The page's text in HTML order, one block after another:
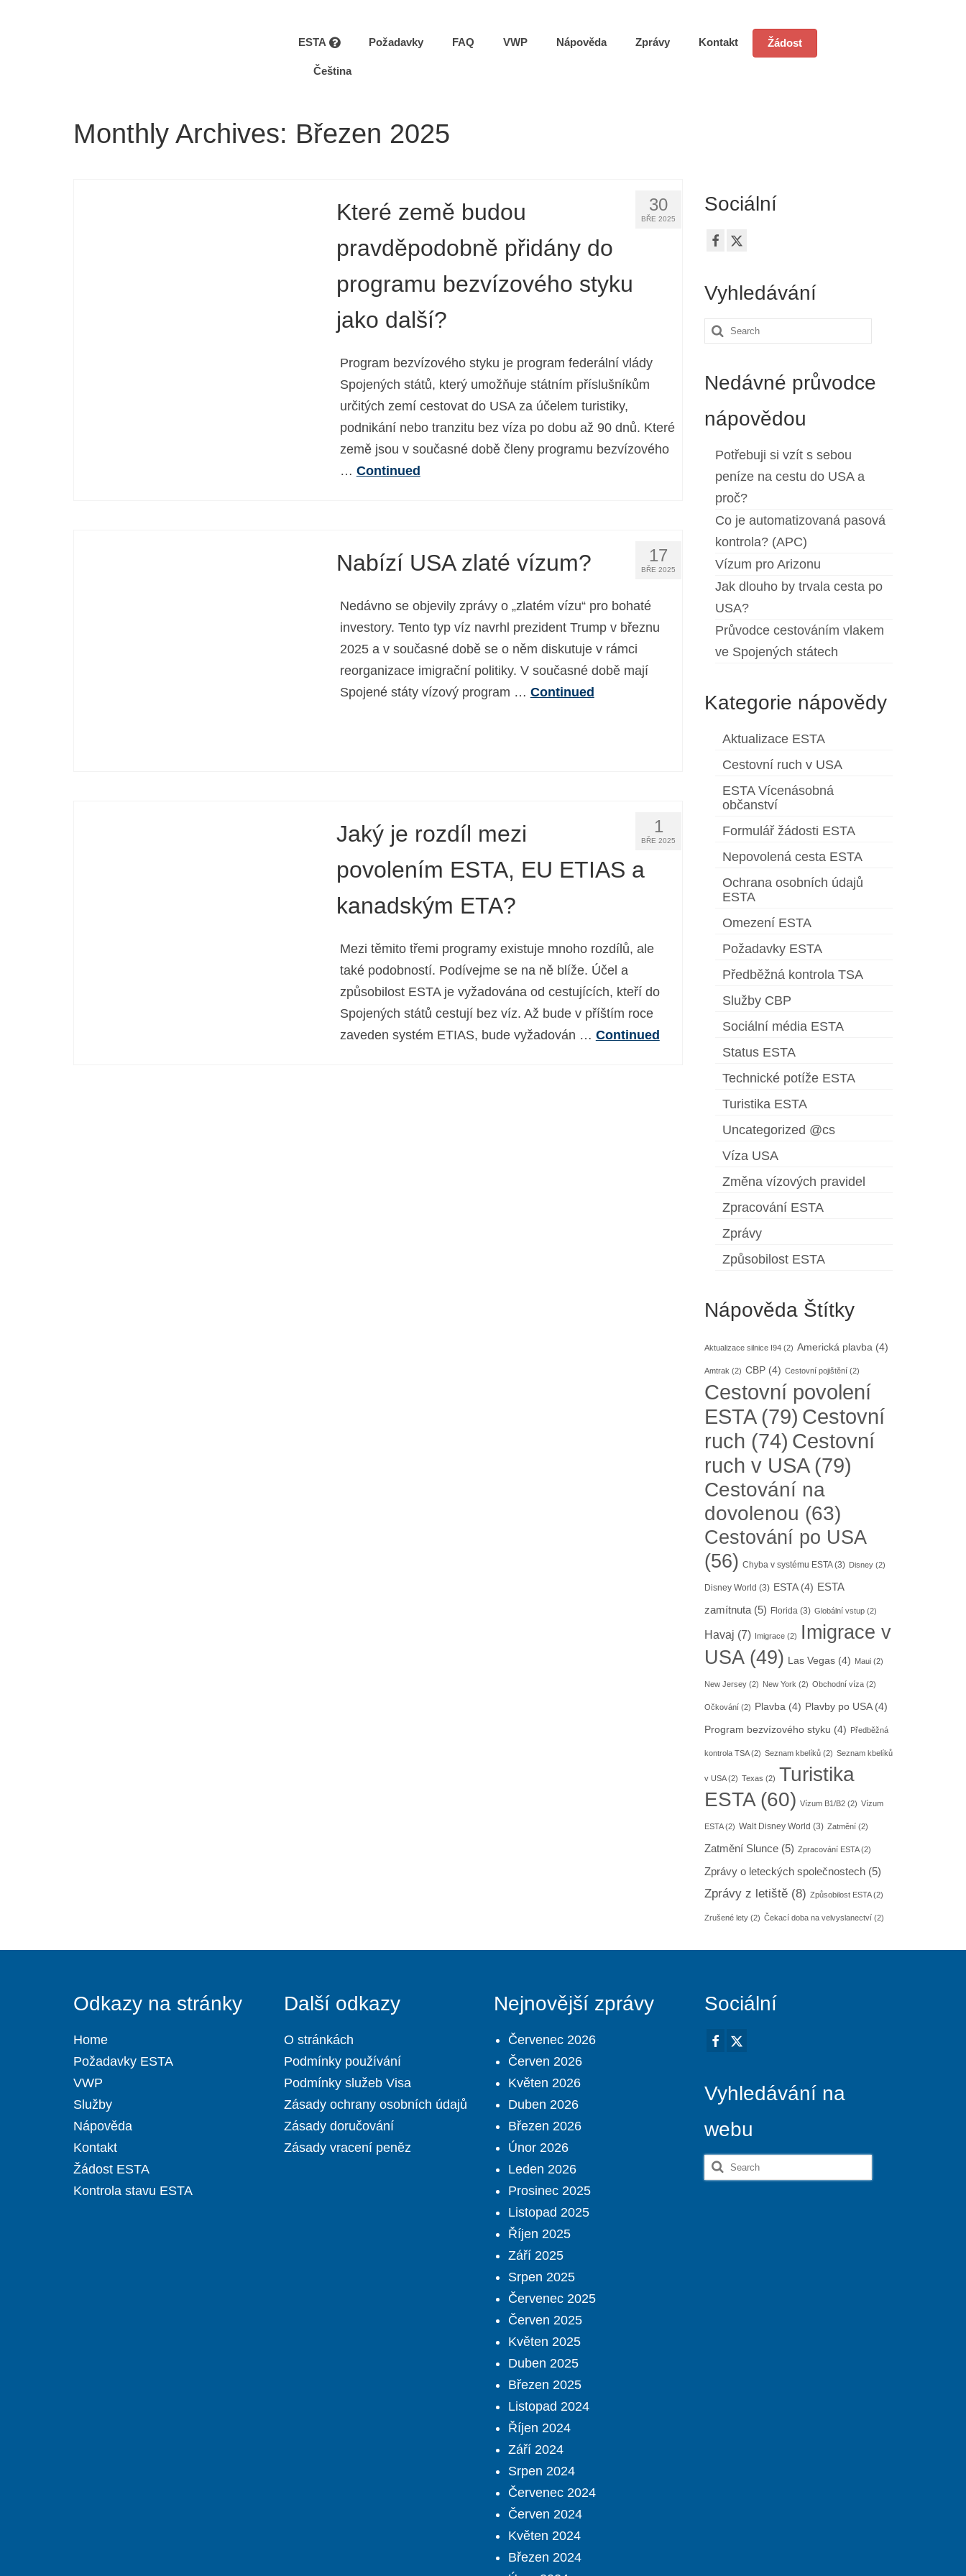
ESTA Požadavky FAQ VWP Nápověda Zprávy Kontakt Žádost
Čeština
Monthly Archives: Březen 2025
30
BŘE 2025
Které země budou
pravděpodobně přidány do
programu bezvízového styku
jako další?
Program bezvízového styku je program federální vlády
Spojených států, který umožňuje státním příslušníkům
určitých zemí cestovat do USA za účelem turistiky,
podnikání nebo tranzitu bez víza po dobu až 90 dnů. Které
země jsou v současné době členy programu bezvízového
… Continued
17
BŘE 2025
Nabízí USA zlaté vízum?
Nedávno se objevily zprávy o „zlatém vízu“ pro bohaté
investory. Tento typ víz navrhl prezident Trump v březnu
2025 a v současné době se o něm diskutuje v rámci
reorganizace imigrační politiky. V současné době mají
Spojené státy vízový program … Continued
1
BŘE 2025
Jaký je rozdíl mezi
povolením ESTA, EU ETIAS a
kanadským ETA?
Mezi těmito třemi programy existuje mnoho rozdílů, ale
také podobností. Podívejme se na ně blíže. Účel a
způsobilost ESTA je vyžadována od cestujících, kteří do
Spojených států cestují bez víz. Až bude v příštím roce
zaveden systém ETIAS, bude vyžadován … Continued
Sociální
Vyhledávání
Search
Nedávné průvodce
nápovědou
Potřebuji si vzít s sebou
peníze na cestu do USA a
proč?
Co je automatizovaná pasová
kontrola? (APC)
Vízum pro Arizonu
Jak dlouho by trvala cesta po
USA?
Průvodce cestováním vlakem
ve Spojených státech
Kategorie nápovědy
Aktualizace ESTA
Cestovní ruch v USA
ESTA Vícenásobná
občanství
Formulář žádosti ESTA
Nepovolená cesta ESTA
Ochrana osobních údajů
ESTA
Omezení ESTA
Požadavky ESTA
Předběžná kontrola TSA
Služby CBP
Sociální média ESTA
Status ESTA
Technické potíže ESTA
Turistika ESTA
Uncategorized @cs
Víza USA
Změna vízových pravidel
Zpracování ESTA
Zprávy
Způsobilost ESTA
Nápověda Štítky
Aktualizace silnice I94(2) Americká plavba(4)
Amtrak (2) CBP(4) Cestovní pojištění (2)
Cestovní povolení
ESTA(79) Cestovní
ruch (74) Cestovní
ruch v USA(79)
Cestování na
dovolenou (63)
Cestování po USA
(56) Chyba v systému ESTA(3) Disney(2)
Disney World (3) ESTA(4) ESTA
zamítnuta(5) Florida(3) Globální vstup(2)
Havaj (7) Imigrace(2)
Imigrace v
USA(49) Las Vegas(4) Maui(2)
New Jersey(2) New York (2) Obchodní víza(2)
Očkování (2) Plavba(4) Plavby po USA(4)
Program bezvízového styku (4) Předběžná
kontrola TSA(2) Seznam kbelíků(2) Seznam kbelíků
v USA(2) Texas (2) Turistika
ESTA(60) Vízum B1/B2(2) Vízum
ESTA(2) Walt Disney World (3) Zatmění (2)
Zatmění Slunce(5) Zpracování ESTA(2)
Zprávy o leteckých společnostech(5)
Zprávy z letiště(8) Způsobilost ESTA(2)
Zrušené lety(2) Čekací doba na velvyslanectví (2)
Odkazy na stránky
Home
Požadavky ESTA
VWP
Služby
Nápověda
Kontakt
Žádost ESTA
Kontrola stavu ESTA
Další odkazy
O stránkách
Podmínky používání
Podmínky služeb Visa
Zásady ochrany osobních údajů
Zásady doručování
Zásady vracení peněz
Nejnovější zprávy
Červenec 2026
Červen 2026
Květen 2026
Duben 2026
Březen 2026
Únor 2026
Leden 2026
Prosinec 2025
Listopad 2025
Říjen 2025
Září 2025
Srpen 2025
Červenec 2025
Červen 2025
Květen 2025
Duben 2025
Březen 2025
Listopad 2024
Říjen 2024
Září 2024
Srpen 2024
Červenec 2024
Červen 2024
Květen 2024
Březen 2024
Sociální
Vyhledávání na
webu
Search
for: